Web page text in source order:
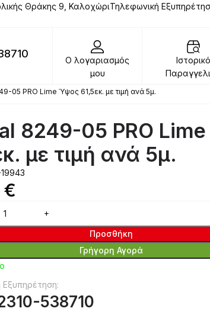
Θράκης 9, ΚαλοχώριΤηλεφωνική
Ο λογαριασμός
μου
Ιστορικό
05 PRO Lime Ύψος 61,5εκ. με τιμή ανά 5μ.
8249-05 PRO
με τιμή ανά 5μ.
€
Προσθήκη
Γρήγορη Αγορά
538710